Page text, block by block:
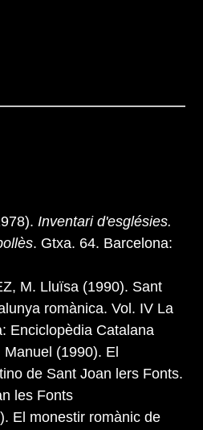
Inventari d'esglésies.
. Gtxa. 64. Barcelona:
M. Lluïsa (1990). Sant
romànica. Vol. IV La
Enciclopèdia Catalana
(1990). El
de Sant Joan lers Fonts.
les Fonts
El monestir romànic de